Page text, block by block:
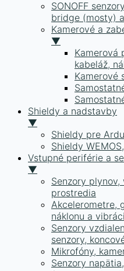
SONOFF
bridge (mosty)
Kamerové a
▼
Kamerová
kabeláž,
Kamerové
Shieldy a nadstavby
▼
Shieldy pre
Shieldy
Vstupné periférie a
▼
Senzory
prostredia
Akcelerometre,
náklonu a
Senzory
senzory,
Mikrofóny,
Senzory